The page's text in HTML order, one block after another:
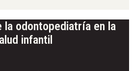
la odontopediatría en la
infantil